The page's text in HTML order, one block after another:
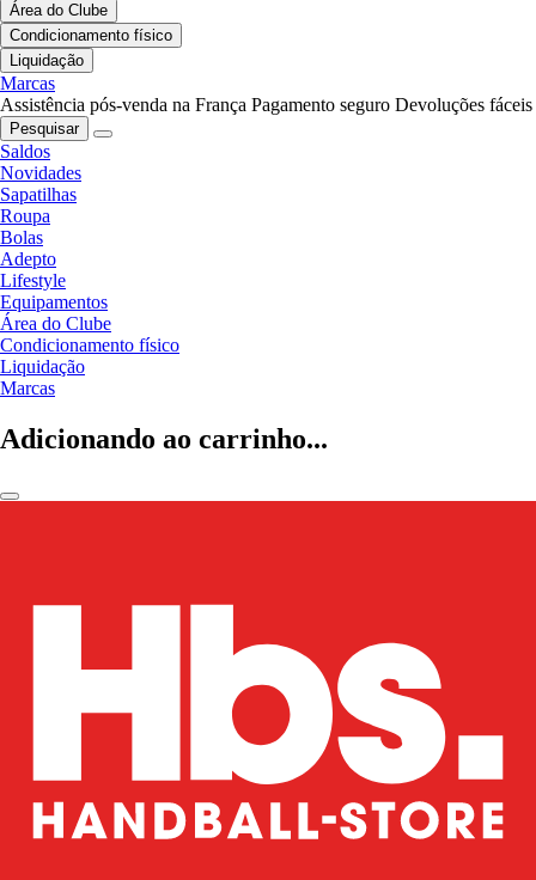
Área do Clube
Condicionamento físico
Liquidação
Marcas
Assistência pós-venda na França Pagamento seguro Devoluções fáceis
Pesquisar
Saldos
Novidades
Sapatilhas
Roupa
Bolas
Adepto
Lifestyle
Equipamentos
Área do Clube
Condicionamento físico
Liquidação
Marcas
Adicionando ao carrinho...